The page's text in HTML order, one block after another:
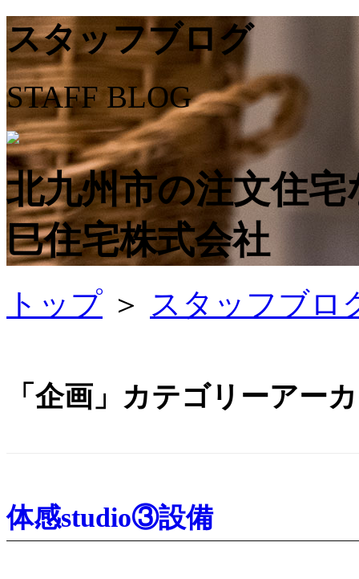
スタッフブログ
STAFF BLOG
北九州市の注文住
巳住宅株式会社
トップ ＞ スタッフブロ
「 企画 」カテゴリーアー
体感studio③設備